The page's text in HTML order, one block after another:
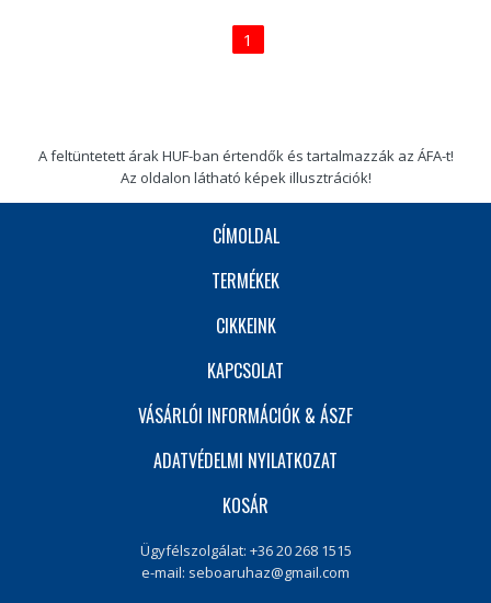
1
A feltüntetett árak HUF-ban értendők és tartalmazzák az ÁFA-t!
Az oldalon látható képek illusztrációk!
CÍMOLDAL
TERMÉKEK
CIKKEINK
KAPCSOLAT
VÁSÁRLÓI INFORMÁCIÓK & ÁSZF
ADATVÉDELMI NYILATKOZAT
KOSÁR
Ügyfélszolgálat: +36 20 268 1515
e-mail: seboaruhaz@gmail.com